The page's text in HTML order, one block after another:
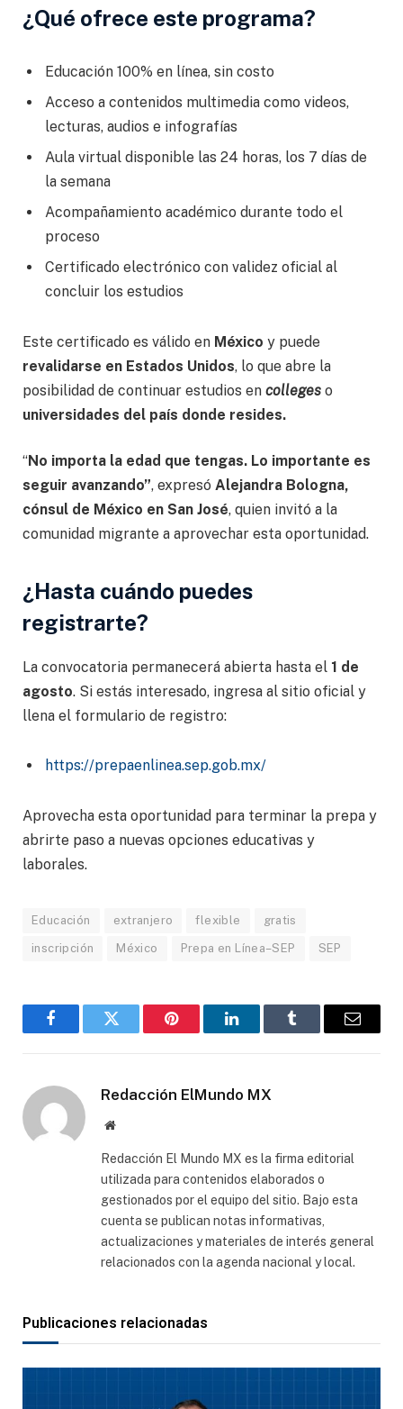
¿Qué ofrece este programa?
Educación 100% en línea, sin costo
Acceso a contenidos multimedia como videos,
lecturas, audios e infografías
Aula virtual disponible las 24 horas, los 7 días de
la semana
Acompañamiento académico durante todo el
proceso
Certificado electrónico con validez oficial al
concluir los estudios
Este certificado es válido en México y puede
revalidarse en Estados Unidos, lo que abre la
posibilidad de continuar estudios en colleges o
universidades del país donde resides.
“No importa la edad que tengas. Lo importante es
seguir avanzando”, expresó Alejandra Bologna,
cónsul de México en San José, quien invitó a la
comunidad migrante a aprovechar esta oportunidad.
¿Hasta cuándo puedes
registrarte?
La convocatoria permanecerá abierta hasta el 1 de
agosto. Si estás interesado, ingresa al sitio oficial y
llena el formulario de registro:
https://prepaenlinea.sep.gob.mx/
Aprovecha esta oportunidad para terminar la prepa y
abrirte paso a nuevas opciones educativas y
laborales.
Educación extranjero flexible gratis
inscripción México Prepa en Línea–SEP SEP
FacebookGorjeo Pinterest LinkedInTumblr
Correo
Redacción ElMundo MX
Sitio
Redacción El Mundo MX es la firma editorial
utilizada para contenidos elaborados o
gestionados por el equipo del sitio. Bajo esta
cuenta se publican notas informativas,
actualizaciones y materiales de interés general
relacionados con la agenda nacional y local.
Publicaciones relacionadas